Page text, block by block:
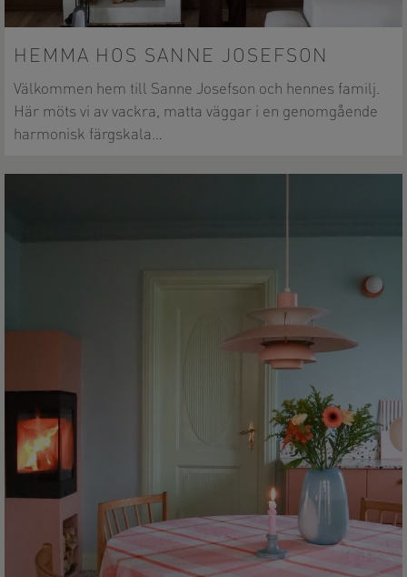
HEMMA HOS SANNE JOSEFSON
Välkommen hem till Sanne Josefson och hennes familj.
Här möts vi av vackra, matta väggar i en genomgående
harmonisk färgskala…